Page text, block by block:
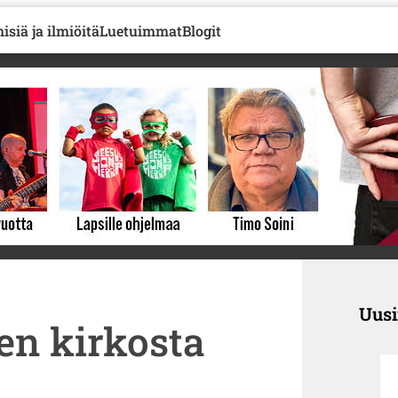
ja ilmiöitäLuetuimmatBlogit
kirkosta